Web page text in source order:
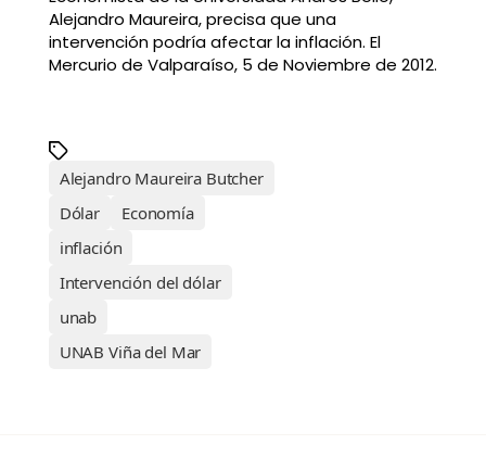
Alejandro Maureira, precisa que una
intervención podría afectar la inflación. El
Mercurio de Valparaíso, 5 de Noviembre de 2012.
Alejandro Maureira Butcher
Dólar
Economía
inflación
Intervención del dólar
unab
UNAB Viña del Mar